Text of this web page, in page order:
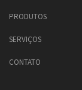
PRODUTOS
SERVIÇOS
CONTATO